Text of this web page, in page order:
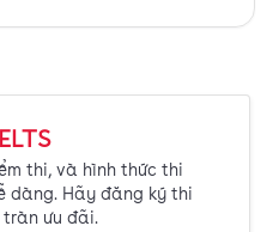
thi, và hình thức thi
dàng. Hãy đăng ký thi
tràn ưu đãi.